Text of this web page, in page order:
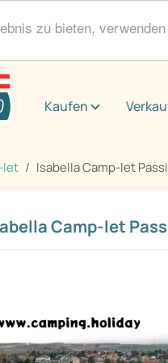
zu bieten,
Kaufen
let Isabella Camp-let
Camp-let